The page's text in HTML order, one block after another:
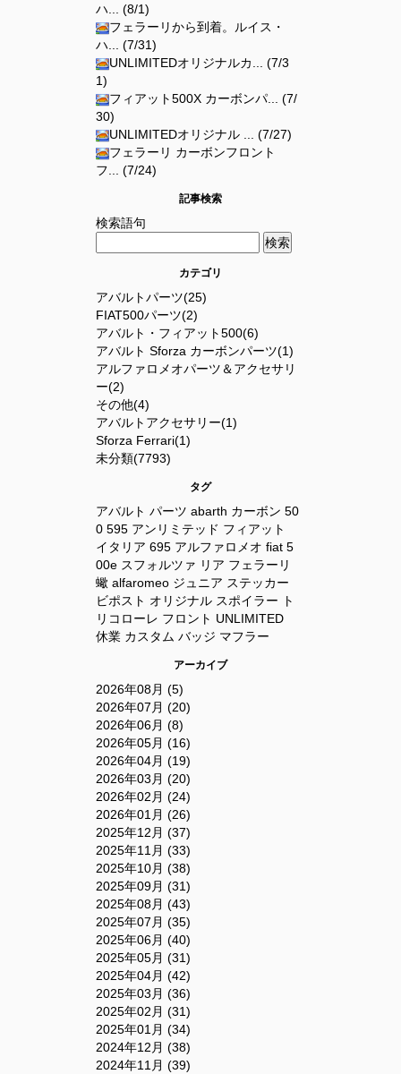
ハ... (8/1)
フェラーリから到着。ルイス・
ハ... (7/31)
UNLIMITEDオリジナルカ... (7/3
1)
フィアット500X カーボンパ... (7/
30)
UNLIMITEDオリジナル ... (7/27)
フェラーリ カーボンフロント
フ... (7/24)
記事検索
検索語句
カテゴリ
アバルトパーツ(25)
FIAT500パーツ(2)
アバルト・フィアット500(6)
アバルト Sforza カーボンパーツ(1)
アルファロメオパーツ＆アクセサリ
ー(2)
その他(4)
アバルトアクセサリー(1)
Sforza Ferrari(1)
未分類(7793)
タグ
アバルト パーツ abarth カーボン 50
0 595 アンリミテッド フィアット
イタリア 695 アルファロメオ fiat 5
00e スフォルツァ リア フェラーリ
蠍 alfaromeo ジュニア ステッカー
ビポスト オリジナル スポイラー
ト
リコローレ フロント UNLIMITED
休業 カスタム バッジ マフラー
アーカイブ
2026年08月 (5)
2026年07月 (20)
2026年06月 (8)
2026年05月 (16)
2026年04月 (19)
2026年03月 (20)
2026年02月 (24)
2026年01月 (26)
2025年12月 (37)
2025年11月 (33)
2025年10月 (38)
2025年09月 (31)
2025年08月 (43)
2025年07月 (35)
2025年06月 (40)
2025年05月 (31)
2025年04月 (42)
2025年03月 (36)
2025年02月 (31)
2025年01月 (34)
2024年12月 (38)
2024年11月 (39)